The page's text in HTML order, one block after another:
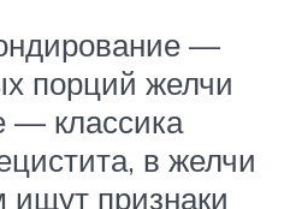
—
порций желчи
— классика
в желчи
ищут признаки